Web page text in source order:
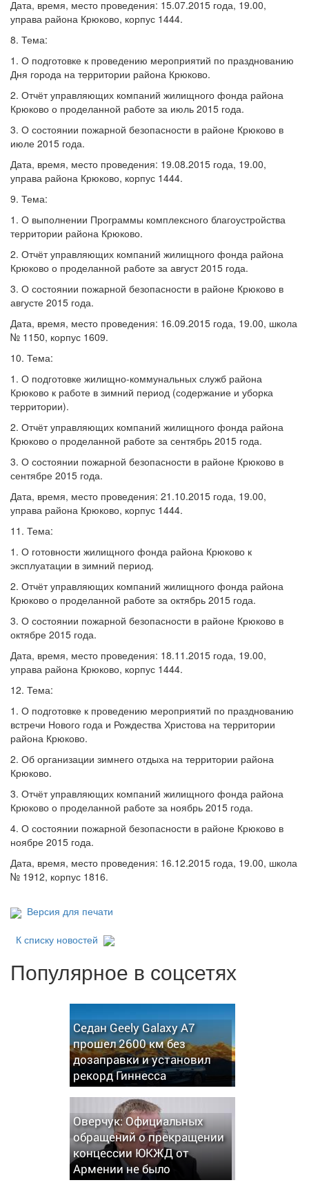
Дата, время, место проведения: 15.07.2015 года, 19.00,
управа района Крюково, корпус 1444.
8. Тема:
1. О подготовке к проведению мероприятий по празднованию
Дня города на территории района Крюково.
2. Отчёт управляющих компаний жилищного фонда района
Крюково о проделанной работе за июль 2015 года.
3. О состоянии пожарной безопасности в районе Крюково в
июле 2015 года.
Дата, время, место проведения: 19.08.2015 года, 19.00,
управа района Крюково, корпус 1444.
9. Тема:
1. О выполнении Программы комплексного благоустройства
территории района Крюково.
2. Отчёт управляющих компаний жилищного фонда района
Крюково о проделанной работе за август 2015 года.
3. О состоянии пожарной безопасности в районе Крюково в
августе 2015 года.
Дата, время, место проведения: 16.09.2015 года, 19.00, школа
№ 1150, корпус 1609.
10. Тема:
1. О подготовке жилищно-коммунальных служб района
Крюково к работе в зимний период (содержание и уборка
территории).
2. Отчёт управляющих компаний жилищного фонда района
Крюково о проделанной работе за сентябрь 2015 года.
3. О состоянии пожарной безопасности в районе Крюково в
сентябре 2015 года.
Дата, время, место проведения: 21.10.2015 года, 19.00,
управа района Крюково, корпус 1444.
11. Тема:
1. О готовности жилищного фонда района Крюково к
эксплуатации в зимний период.
2. Отчёт управляющих компаний жилищного фонда района
Крюково о проделанной работе за октябрь 2015 года.
3. О состоянии пожарной безопасности в районе Крюково в
октябре 2015 года.
Дата, время, место проведения: 18.11.2015 года, 19.00,
управа района Крюково, корпус 1444.
12. Тема:
1. О подготовке к проведению мероприятий по празднованию
встречи Нового года и Рождества Христова на территории
района Крюково.
2. Об организации зимнего отдыха на территории района
Крюково.
3. Отчёт управляющих компаний жилищного фонда района
Крюково о проделанной работе за ноябрь 2015 года.
4. О состоянии пожарной безопасности в районе Крюково в
ноябре 2015 года.
Дата, время, место проведения: 16.12.2015 года, 19.00, школа
№ 1912, корпус 1816.
Версия для печати
К списку новостей
Популярное в соцсетях
Седан Geely Galaxy A7
прошел 2600 км без
дозаправки и установил
рекорд Гиннесса
Оверчук: Официальных
обращений о прекращении
концессии ЮКЖД от
Армении не было